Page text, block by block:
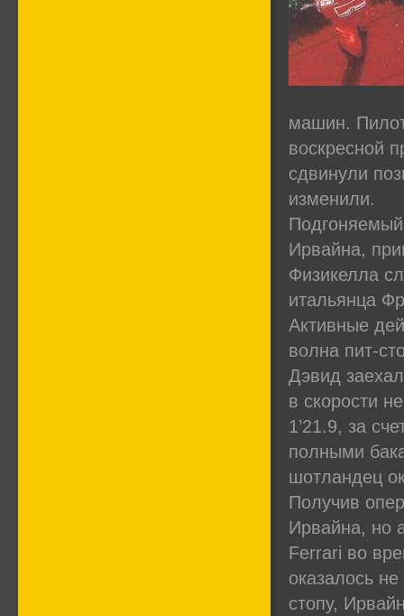
машин.
воскресной
сдвинули
изменили.
Подгоняемый
Ирвайна,
Физикелла
итальянца
Активные
волна пит-
Дэвид
в скорости
1’21.9, за
полными
шотландец
Получив
Ирвайна, но
Ferrari во
оказалось
стопу,